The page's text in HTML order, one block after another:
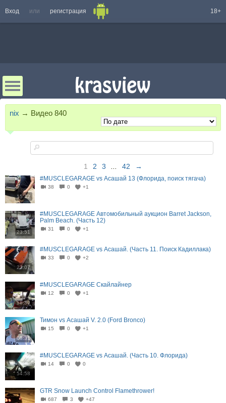
Вход или регистрация 18+
nix → Видео 840
1 2 3 42 →
15:42
#MUSCLEGARAGE vs Асашай 13 (Флорида, поиск тягача)
38 0 +1
23:51
#MUSCLEGARAGE Автомобильный аукцион Barret Jackson,
Palm Beach. (Часть 12)
31 0 +1
23:07
#MUSCLEGARAGE vs Асашай. (Часть 11. Поиск Кадиллака)
33 0 +2
18:39
#MUSCLEGARAGE Скайлайнер
12 0 +1
08:31
Тимон vs Асашай V. 2.0 (Ford Bronco)
15 0 +1
54:58
#MUSCLEGARAGE vs Асашай. (Часть 10. Флорида)
14 0 0
GTR Snow Launch Control Flamethrower!
687 3 +47